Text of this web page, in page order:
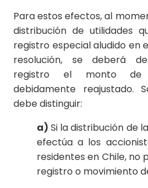
Para estos efectos, al
distribución de utilidades
registro especial aludido en
resolución, se deberá
registro el monto de
debidamente reajustado.
debe distinguir:
a) Si la distribución de
efectúa a los
residentes en Chile, no
registro o movimiento